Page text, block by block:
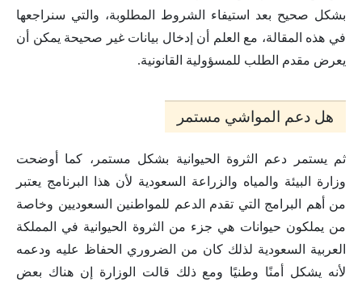
بشكل صحيح بعد استيفاء الشروط المطلوبة، والتي سنراجعها
في هذه المقالة، مع العلم أن إدخال بيانات غير صحيحة يمكن أن
يعرض مقدم الطلب للمسؤولية القانونية.
هل دعم المواشي مستمر
ثم يستمر دعم الثروة الحيوانية بشكل مستمر، كما أوضحت
وزارة البيئة والمياه والزراعة السعودية لأن هذا البرنامج يعتبر
من أهم البرامج التي تقدم الدعم للمواطنين السعوديين وخاصة
من يملكون حيوانات هي جزء من الثروة الحيوانية في المملكة
العربية السعودية لذلك كان من الضروري الحفاظ عليه ودعمه
لأنه يشكل أمنًا وطنيًا ومع ذلك قالت الوزارة إن هناك بعض